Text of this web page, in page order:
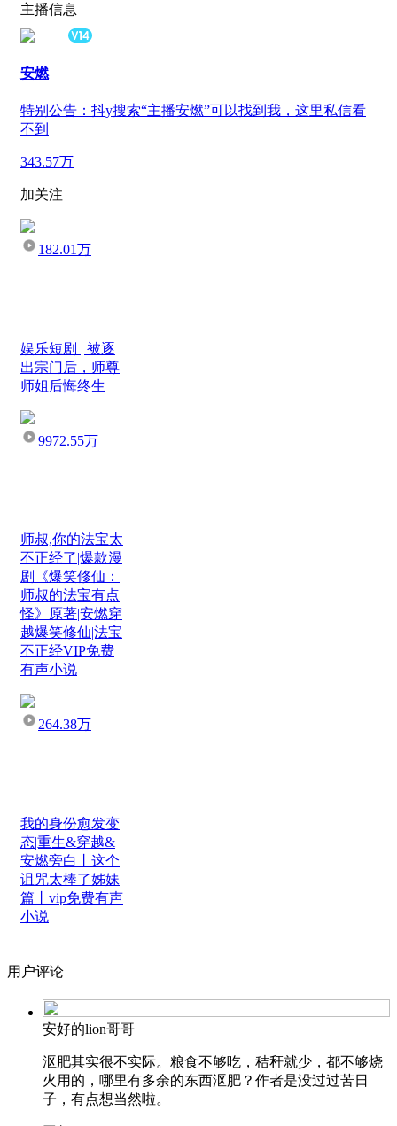
主播信息
安燃
特别公告：抖y搜索“主播安燃”可以找到我，这里私信看
不到
343.57万
加关注
182.01万
娱乐短剧 | 被逐
出宗门后，师尊
师姐后悔终生
9972.55万
师叔,你的法宝太
不正经了|爆款漫
剧《爆笑修仙：
师叔的法宝有点
怪》原著|安燃穿
越爆笑修仙|法宝
不正经VIP免费
有声小说
264.38万
我的身份愈发变
态|重生&穿越&
安燃旁白丨这个
诅咒太棒了姊妹
篇丨vip免费有声
小说
用户评论
安好的lion哥哥
沤肥其实很不实际。粮食不够吃，秸秆就少，都不够烧
火用的，哪里有多余的东西沤肥？作者是没过过苦日
子，有点想当然啦。